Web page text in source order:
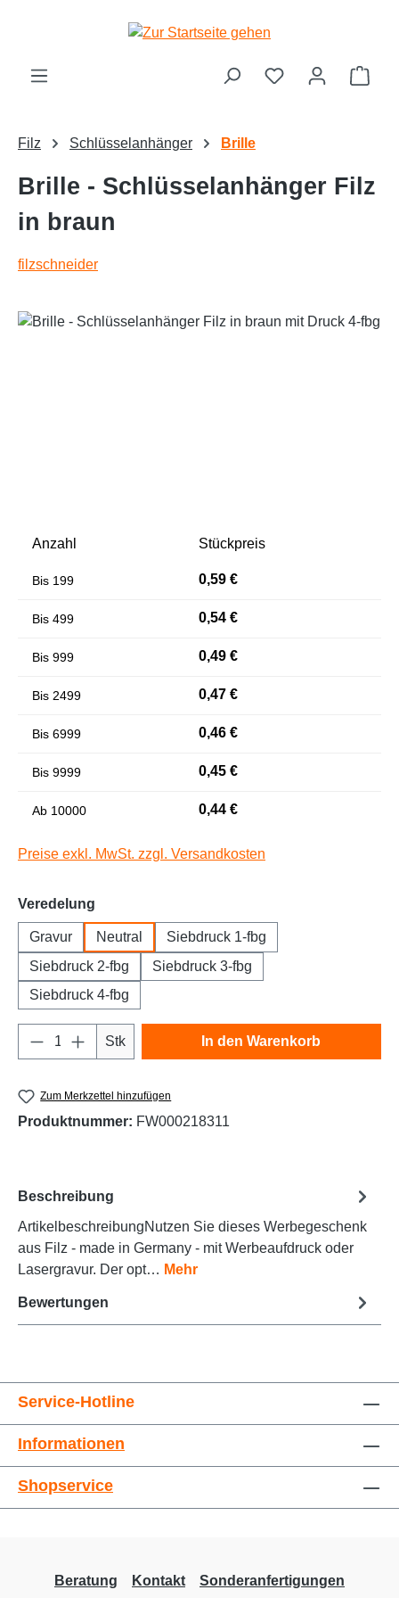
Filz Schlüsselanhänger Brille
Brille - Schlüsselanhänger Filz
in braun
filzschneider
Bildergalerie überspringen
Anzahl Stückpreis
Bis 199 0,59 €
Bis 499 0,54 €
Bis 999 0,49 €
Bis 2499 0,47 €
Bis 6999 0,46 €
Bis 9999 0,45 €
Ab 10000 0,44 €
Preise exkl. MwSt. zzgl. Versandkosten
Veredelung
Gravur Neutral
Siebdruck 1-fbg
Siebdruck 2-fbg
Siebdruck 3-fbg
Siebdruck 4-fbg
Produkt Anzahl: Gib den gewünschten
Stk In den Warenkorb
Zum Merkzettel hinzufügen
Produktnummer: FW000218311
Beschreibung
ArtikelbeschreibungNutzen Sie dieses Werbegeschenk
aus Filz - made in Germany - mit Werbeaufdruck oder
Lasergravur. Der opt… Mehr
Bewertungen
Service-Hotline
Informationen
Shopservice
Beratung Kontakt Sonderanfertigungen
Farben invertieren
Niedrige Sättigung
Links unterstreichen Gut lesbare Schrift
Großer Cursor